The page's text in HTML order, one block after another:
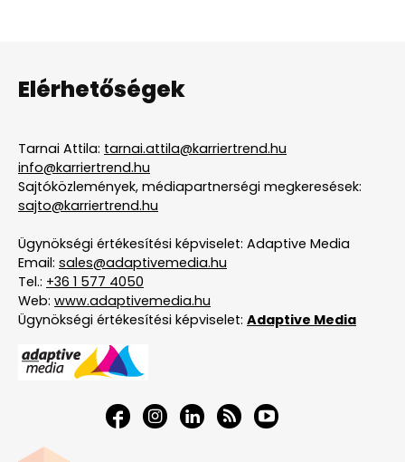
Elérhetőségek
Tarnai Attila: tarnai.attila@karriertrend.hu
info@karriertrend.hu
Sajtóközlemények, médiapartnerségi megkeresések:
sajto@karriertrend.hu
Ügynökségi értékesítési képviselet: Adaptive Media
Email: sales@adaptivemedia.hu
Tel.: +36 1 577 4050
Web: www.adaptivemedia.hu
Ügynökségi értékesítési képviselet: Adaptive Media